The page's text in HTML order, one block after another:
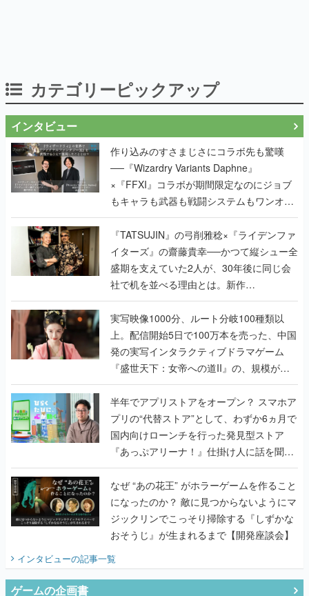
カテゴリーピックアップ
インタビュー
作り込みのすさまじさにコラボ先も驚嘆
──『Wizardry Variants Daphne』
×『FFXI』コラボが期間限定なのにジョブ
もキャラも武器も戦闘システムもワンオフ
で作り込まれた理由を両ディレクターに聞
く
『TATSUJIN』の弓削雅稔×『ライデンファ
イターズ』の齋藤貴幸──かつて縦シュー全
盛期を支えていた2人が、30年後に同じ会
社で机を並べる理由とは。新作
『TATSUJIN EXTREME』で初タッグを組
んだレジェンド2人に訊く開発秘話
実写映像1000分、ルート分岐100種類以
上。配信開始5日で100万本を売った、中国
発の実写インタラクティブドラマゲーム
『盛世天下：女帝への道II』の、規模が違
うこだわりをプロデューサーに聞いた
半年でアプリストアをオープン？ スマホア
プリの“代替ストア”として、わずか6ヵ月で
国内向けローンチを行った発見型ストア
『あっぷアリーナ！』仕掛け人に話を聞い
てみた
なぜ “あの花王” がホラーゲームを作ること
になったのか？ 敵に見つからないようにマ
ジックリンでこっそり掃除する『しずかな
おそうじ』が生まれるまで【開発座談会】
インタビューの記事一覧
ゲームの企画書